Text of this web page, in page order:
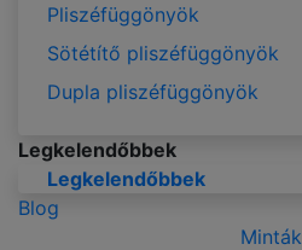
Pliszéfüggönyök
Sötétítő pliszéfüggönyök
Dupla pliszéfüggönyök
Legkelendőbbek
Legkelendőbbek
Blog
Minták